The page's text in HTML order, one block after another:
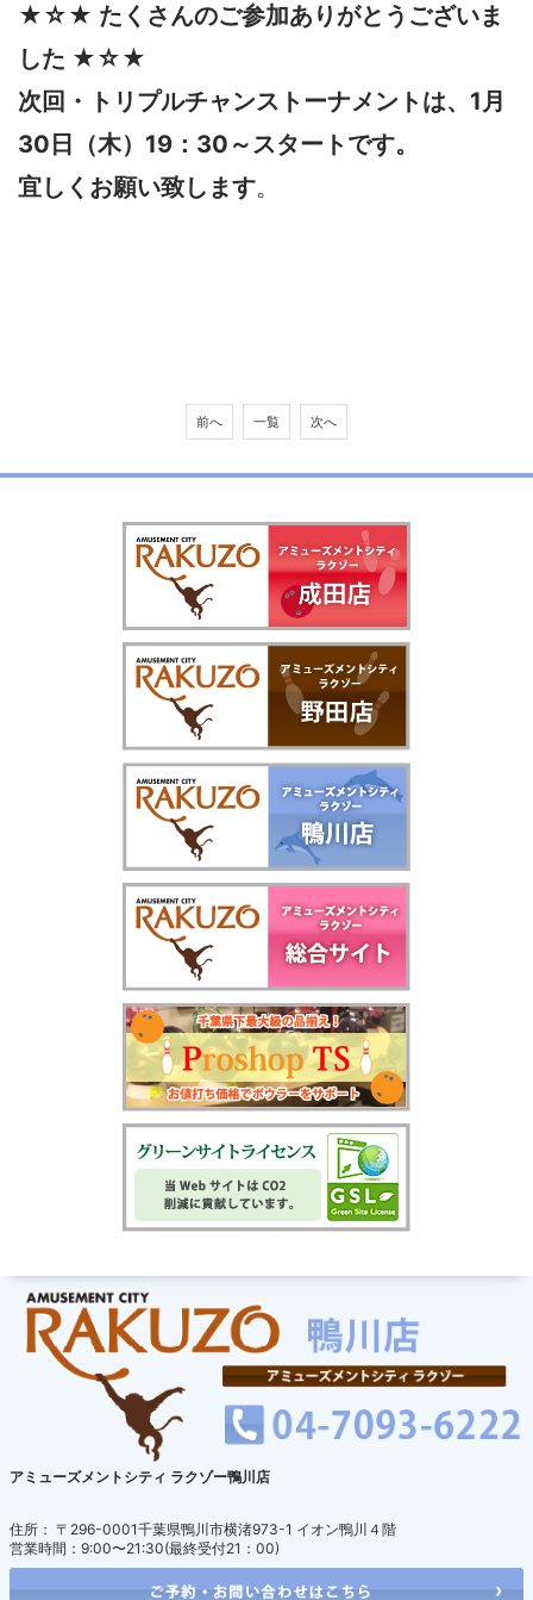
★☆★ たくさんのご参加ありがとうございま
した ★☆★
次回・トリプルチャンストーナメントは、1月
30日（木）19：30～スタートです。
宜しくお願い致します。
前へ 一覧 次へ
アミューズメントシティ ラクゾー鴨川店
住所： 〒296-0001千葉県鴨川市横渚973-1 イオン鴨川４階
営業時間：9:00〜21:30(最終受付21：00)